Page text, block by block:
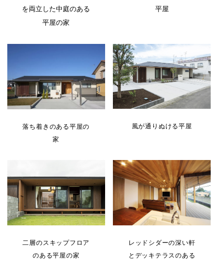
を両立した中庭のある
平屋の家
平屋
落ち着きのある平屋の
家
風が通りぬける平屋
二層のスキップフロア
のある平屋の家
レッドシダーの深い軒
とデッキテラスのある